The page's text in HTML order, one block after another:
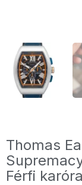
Thomas
Férfi